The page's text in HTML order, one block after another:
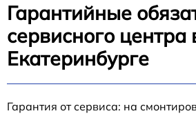
Гарантийные
сервисного центра
Екатеринбурге
Гарантия от сервиса: на